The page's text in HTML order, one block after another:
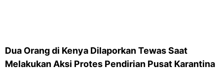
Dua Orang di Kenya Dilaporkan Tewas Saat
Melakukan Aksi Protes Pendirian Pusat Karantina